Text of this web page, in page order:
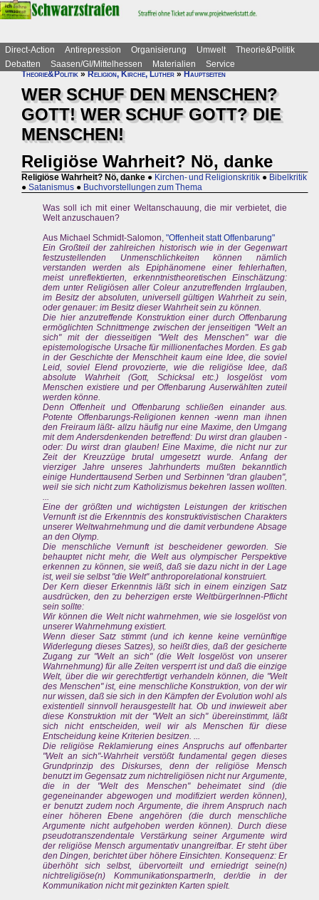
Direct-Action Antirepression Organisierung Umwelt
Theorie&Politik
Debatten
Saasen/GI/Mittelhessen Materialien
Service
Theorie&Politik»Religion, Kirche, Luther»Hauptseiten
WER SCHUF DEN MENSCHEN?
GOTT! WER SCHUF GOTT? DIE
MENSCHEN!
Religiöse Wahrheit? Nö, danke
Religiöse Wahrheit? Nö, danke ● Kirchen- und Religionskritik ● Bibelkritik
● Satanismus ● Buchvorstellungen zum Thema
Was soll ich mit einer Weltanschauung, die mir verbietet, die
Welt anzuschauen?
Aus Michael Schmidt-Salomon, "Offenheit statt Offenbarung"
Ein Großteil der zahlreichen historisch wie in der Gegenwart
festzustellenden Unmenschlichkeiten können nämlich
verstanden werden als Epiphänomene einer fehlerhaften,
meist unreflektierten, erkenntnistheoretischen Einschätzung:
dem unter Religiösen aller Coleur anzutreffenden Irrglauben,
im Besitz der absoluten, universell gültigen Wahrheit zu sein,
oder genauer: im Besitz dieser Wahrheit sein zu können.
Die hier anzutreffende Konstruktion einer durch Offenbarung
ermöglichten Schnittmenge zwischen der jenseitigen "Welt an
sich" mit der diesseitigen "Welt des Menschen" war die
epistemologische Ursache für millionenfaches Morden. Es gab
in der Geschichte der Menschheit kaum eine Idee, die soviel
Leid, soviel Elend provozierte, wie die religiöse Idee, daß
absolute Wahrheit (Gott, Schicksal etc.) losgelöst vom
Menschen existiere und per Offenbarung Auserwählten zuteil
werden könne.
Denn Offenheit und Offenbarung schließen einander aus.
Potente Offenbarungs-Religionen kennen -wenn man ihnen
den Freiraum läßt- allzu häufig nur eine Maxime, den Umgang
mit dem Andersdenkenden betreffend: Du wirst dran glauben -
oder: Du wirst dran glauben! Eine Maxime, die nicht nur zur
Zeit der Kreuzzüge brutal umgesetzt wurde. Anfang der
vierziger Jahre unseres Jahrhunderts mußten bekanntlich
einige Hunderttausend Serben und Serbinnen "dran glauben",
weil sie sich nicht zum Katholizismus bekehren lassen wollten.
...
Eine der größten und wichtigsten Leistungen der kritischen
Vernunft ist die Erkenntnis des konstruktivistischen Charakters
unserer Weltwahrnehmung und die damit verbundene Absage
an den Olymp.
Die menschliche Vernunft ist bescheidener geworden. Sie
behauptet nicht mehr, die Welt aus olympischer Perspektive
erkennen zu können, sie weiß, daß sie dazu nicht in der Lage
ist, weil sie selbst "die Welt" anthroporelational konstruiert.
Der Kern dieser Erkenntnis läßt sich in einem einzigen Satz
ausdrücken, den zu beherzigen erste WeltbürgerInnen-Pflicht
sein sollte:
Wir können die Welt nicht wahrnehmen, wie sie losgelöst von
unserer Wahrnehmung existiert.
Wenn dieser Satz stimmt (und ich kenne keine vernünftige
Widerlegung dieses Satzes), so heißt dies, daß der gesicherte
Zugang zur "Welt an sich" (die Welt losgelöst von unserer
Wahrnehmung) für alle Zeiten versperrt ist und daß die einzige
Welt, über die wir gerechtfertigt verhandeln können, die "Welt
des Menschen" ist, eine menschliche Konstruktion, von der wir
nur wissen, daß sie sich in den Kämpfen der Evolution wohl als
existentiell sinnvoll herausgestellt hat. Ob und inwieweit aber
diese Konstruktion mit der "Welt an sich" übereinstimmt, läßt
sich nicht entscheiden, weil wir als Menschen für diese
Entscheidung keine Kriterien besitzen. ...
Die religiöse Reklamierung eines Anspruchs auf offenbarter
"Welt an sich"-Wahrheit verstößt fundamental gegen dieses
Grundprinzip des Diskurses, denn der religiöse Mensch
benutzt im Gegensatz zum nichtreligiösen nicht nur Argumente,
die in der "Welt des Menschen" beheimatet sind (die
gegeneinander abgewogen und modifiziert werden können),
er benutzt zudem noch Argumente, die ihrem Anspruch nach
einer höheren Ebene angehören (die durch menschliche
Argumente nicht aufgehoben werden können). Durch diese
pseudotranszendentale Verstärkung seiner Argumente wird
der religiöse Mensch argumentativ unangreifbar. Er steht über
den Dingen, berichtet über höhere Einsichten. Konsequenz: Er
überhöht sich selbst, übervorteilt und erniedrigt seine(n)
nichtreligiöse(n) KommunikationspartnerIn, der/die in der
Kommunikation nicht mit gezinkten Karten spielt.